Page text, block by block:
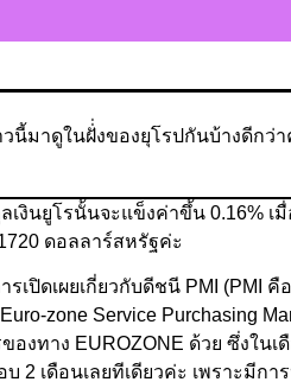
มาดูในฝั่่งของยุโรปกันบ้างดีกว่า
นยูโรนั้นจะแข็งค่าขึ้น 0.16% เมื่
ดอลลาร์สหรัฐค่ะ
เปิดเผยเกี่ยวกับดีชนี PMI (PMI
zone Service Purchasing
งทาง EUROZONE ด้วย ซึ่งใน
2 เดือนเลยทีเดียวค่ะ เพราะมีกา